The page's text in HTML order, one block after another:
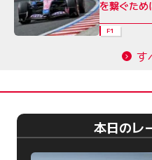
を繋ぐため
F1
す
本日のレ